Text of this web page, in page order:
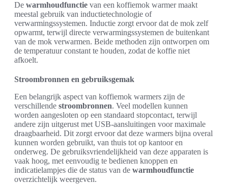
De warmhoudfunctie van een koffiemok warmer maakt
meestal gebruik van inductietechnologie of
verwarmingssystemen. Inductie zorgt ervoor dat de mok zelf
opwarmt, terwijl directe verwarmingssystemen de buitenkant
van de mok verwarmen. Beide methoden zijn ontworpen om
de temperatuur constant te houden, zodat de koffie niet
afkoelt.
Stroombronnen en gebruiksgemak
Een belangrijk aspect van koffiemok warmers zijn de
verschillende stroombronnen. Veel modellen kunnen
worden aangesloten op een standaard stopcontact, terwijl
andere zijn uitgerust met USB-aansluitingen voor maximale
draagbaarheid. Dit zorgt ervoor dat deze warmers bijna overal
kunnen worden gebruikt, van thuis tot op kantoor en
onderweg. De gebruiksvriendelijkheid van deze apparaten is
vaak hoog, met eenvoudig te bedienen knoppen en
indicatielampjes die de status van de warmhoudfunctie
overzichtelijk weergeven.